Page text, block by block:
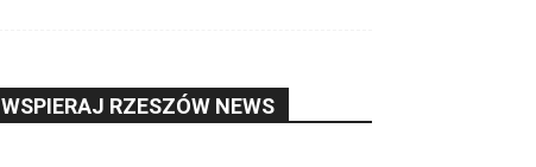
WSPIERAJ RZESZÓW NEWS